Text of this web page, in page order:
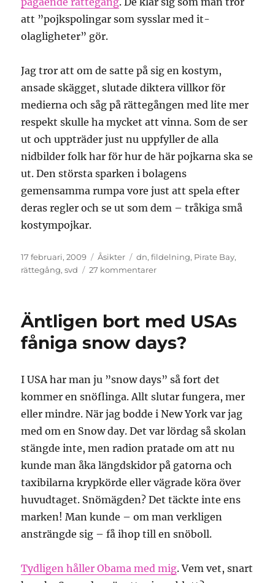
att ”pojkspolingar som sysslar med it-
olagligheter” gör.
Jag tror att om de satte på sig en kostym,
ansade skägget, slutade diktera villkor för
medierna och såg på rättegången med lite mer
respekt skulle ha mycket att vinna. Som de ser
ut och uppträder just nu uppfyller de alla
nidbilder folk har för hur de här pojkarna ska se
ut. Den största sparken i bolagens
gemensamma rumpa vore just att spela efter
deras regler och se ut som dem – tråkiga små
kostympojkar.
Publicerat
den
17 februari, 2009 Kategorier
Åsikter Etiketter
dn,fildelning, Pirate Bay,
rättegång,svd 27 kommentarertill
skjuter
själva
Äntligen bort med USAs
fåniga snow days?
I USA har man ju ”snow days” så fort det
kommer en snöflinga. Allt slutar fungera, mer
eller mindre. När jag bodde i New York var jag
med om en Snow day. Det var lördag så skolan
stängde inte, men radion pratade om att nu
kunde man åka längdskidor på gatorna och
taxibilarna krypkörde eller vägrade köra över
huvudtaget. Snömägden? Det täckte inte ens
marken! Man kunde – om man verkligen
ansträngde sig – få ihop till en snöboll.
Tydligen håller Obama med mig. Vem vet, snart